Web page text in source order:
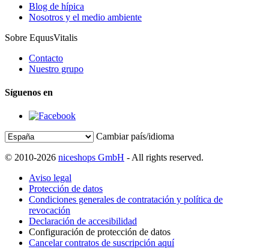
Blog de hípica
Nosotros y el medio ambiente
Sobre EquusVitalis
Contacto
Nuestro grupo
Síguenos en
Cambiar país/idioma
© 2010-2026 niceshops GmbH - All rights reserved.
Aviso legal
Protección de datos
Condiciones generales de contratación y política de
revocación
Declaración de accesibilidad
Configuración de protección de datos
Cancelar contratos de suscripción aquí